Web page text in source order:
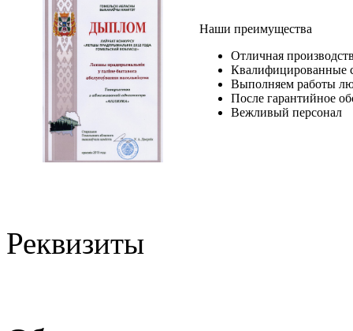
Наши преимущества
Отличная
Квалифицированные
Выполняем работы
После гарантийное
Вежливый персонал
Реквизиты